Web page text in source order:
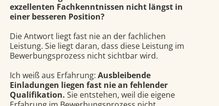
exzellenten Fachkenntnissen nicht längst in
einer besseren Position?
Die Antwort liegt fast nie an der fachlichen
Leistung. Sie liegt daran, dass diese Leistung im
Bewerbungsprozess nicht sichtbar wird.
Ich weiß aus Erfahrung: Ausbleibende
Einladungen liegen fast nie an fehlender
Qualifikation. Sie entstehen, weil die eigene